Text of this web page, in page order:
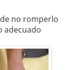
no romperlo
adecuado